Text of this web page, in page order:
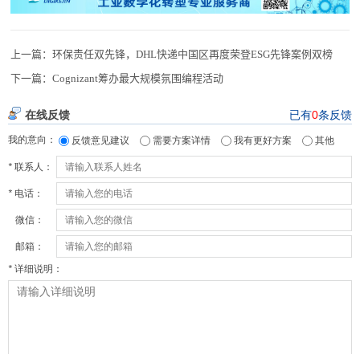
上一篇：环保责任双先锋，DHL快递中国区再度荣登ESG先锋案例双榜
下一篇：Cognizant筹办最大规模氛围编程活动